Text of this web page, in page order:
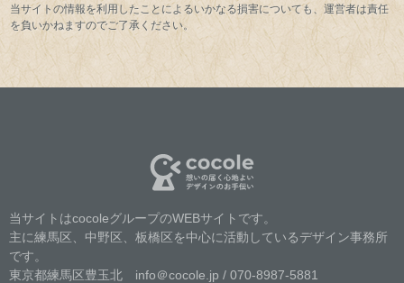
当サイトの情報を利用したことによるいかなる損害についても、運営者は責任
を負いかねますのでご了承ください。
当サイトはcocoleグループのWEBサイトです。
主に練馬区、中野区、板橋区を中心に活動しているデザイン事務所
です。
東京都練馬区豊玉北 info＠cocole.jp / 070-8987-5881